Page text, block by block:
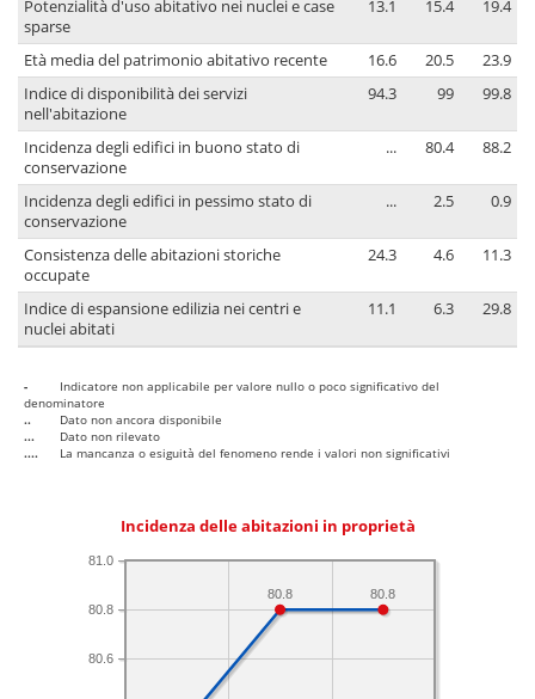
Potenzialità d'uso abitativo nei nuclei e case
sparse
13.1 15.4 19.4
Età media del patrimonio abitativo recente 16.6 20.5
23.9
Indice di disponibilità dei servizi
nell'abitazione
94.3 99 99.8
Incidenza degli edifici in buono stato di
conservazione
... 80.4 88.2
Incidenza degli edifici in pessimo stato di
conservazione
... 2.5 0.9
Consistenza delle abitazioni storiche
occupate
24.3 4.6 11.3
Indice di espansione edilizia nei centri e
nuclei abitati
11.1 6.3 29.8
-
Indicatore non applicabile per valore nullo o poco significativo del
denominatore
..
Dato non ancora disponibile
...
Dato non rilevato
....
La mancanza o esiguità del fenomeno rende i valori non significativi
Incidenza delle abitazioni in proprietà
80.6
80.8
81.0
80.8
80.8